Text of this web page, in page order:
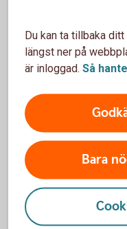
firmatecknare
Beställ kort
Behöver en kollega
Du kan enkelt
genom att skicka
eller genom att
Du kan ta tillbaka
längst ner på
är inloggad. Så
Bara